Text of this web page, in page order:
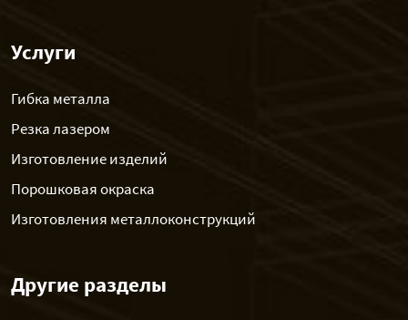
Услуги
Гибка металла
Резка лазером
Изготовление изделий
Порошковая окраска
Изготовления металлоконструкций
Другие разделы